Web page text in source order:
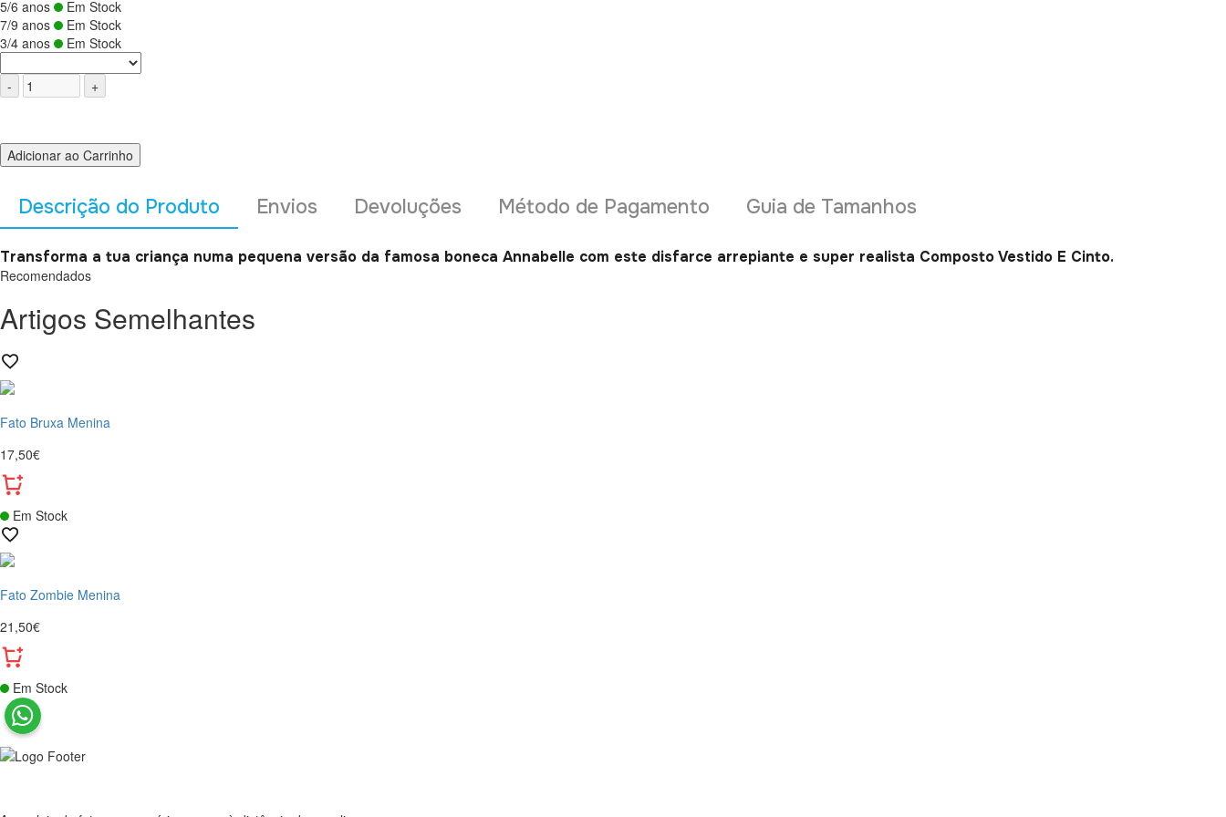
5/6 anos
Em Stock
7/9 anos
Em Stock
3/4 anos
Em Stock
Adicionar ao Carrinho
Descrição do Produto Envios Devoluções Método de Pagamento Guia de Tamanhos
Transforma a tua criança numa pequena versão da famosa boneca Annabelle com este disfarce arrepiante e super realista Composto Vestido E Cinto.
Recomendados
Artigos Semelhantes
Fato Bruxa Menina
17,50€
Em Stock
Fato Zombie Menina
21,50€
Em Stock